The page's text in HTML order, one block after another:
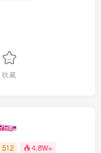
收藏
512 4.8W+